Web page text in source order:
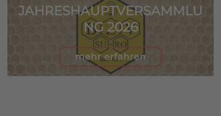
JAHRESHAUPTVERSAMMLU
NG 2026
mehr erfahren